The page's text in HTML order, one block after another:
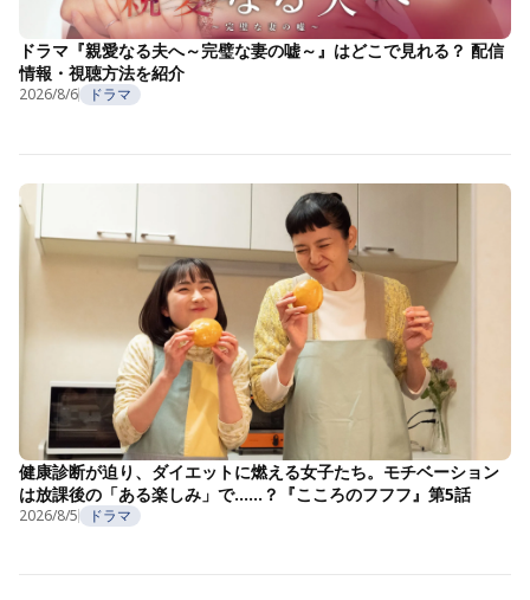
ドラマ『親愛なる夫へ～完璧な妻の嘘～』はどこで見れる？ 配信
情報・視聴方法を紹介
2026/8/6 ドラマ
健康診断が迫り、ダイエットに燃える女子たち。モチベーション
は放課後の「ある楽しみ」で……？『こころのフフフ』第5話
2026/8/5 ドラマ